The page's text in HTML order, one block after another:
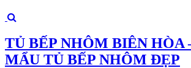
TỦ BẾP NHÔM BIÊN HÒA
MẨU TỦ BẾP NHÔM ĐẸP